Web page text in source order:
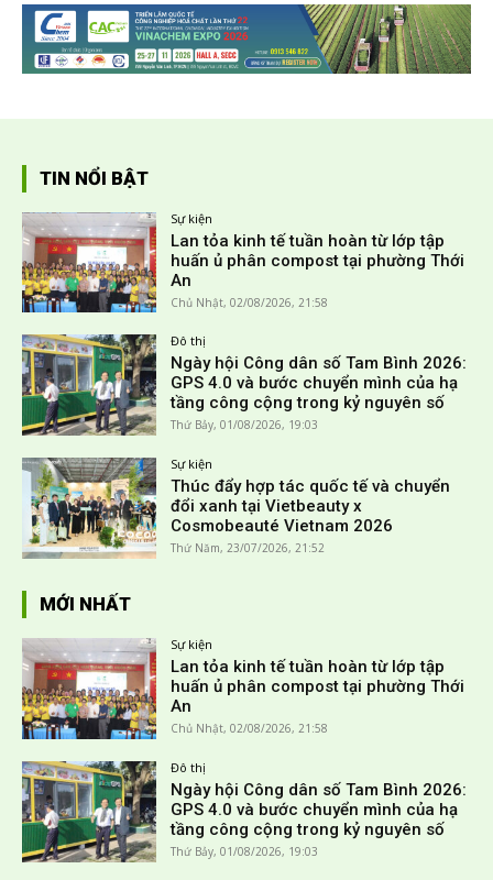
TIN NỔI BẬT
Sự kiện
Lan tỏa kinh tế tuần hoàn từ lớp tập
huấn ủ phân compost tại phường Thới
An
Chủ Nhật, 02/08/2026, 21:58
Đô thị
Ngày hội Công dân số Tam Bình 2026:
GPS 4.0 và bước chuyển mình của hạ
tầng công cộng trong kỷ nguyên số
Thứ Bảy, 01/08/2026, 19:03
Sự kiện
Thúc đẩy hợp tác quốc tế và chuyển
đổi xanh tại Vietbeauty x
Cosmobeauté Vietnam 2026
Thứ Năm, 23/07/2026, 21:52
MỚI NHẤT
Sự kiện
Lan tỏa kinh tế tuần hoàn từ lớp tập
huấn ủ phân compost tại phường Thới
An
Chủ Nhật, 02/08/2026, 21:58
Đô thị
Ngày hội Công dân số Tam Bình 2026:
GPS 4.0 và bước chuyển mình của hạ
tầng công cộng trong kỷ nguyên số
Thứ Bảy, 01/08/2026, 19:03